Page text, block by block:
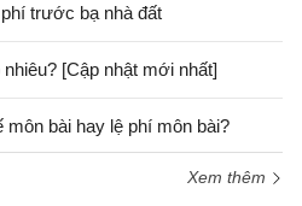
trước bạ nhà đất
[Cập nhật mới nhất]
bài hay lệ phí môn bài?
Xem thêm